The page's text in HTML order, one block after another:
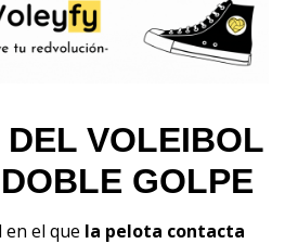
VOLEIBOL
GOLPE
en el que la pelota contacta